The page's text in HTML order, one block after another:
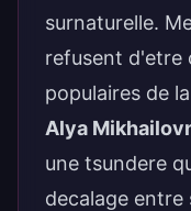
surnaturelle.
refusent d'etre
populaires de
Alya
une tsundere
decalage